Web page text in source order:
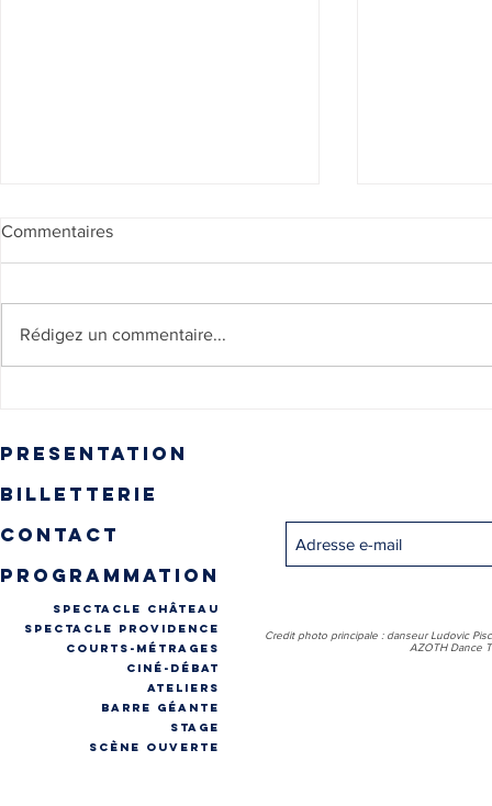
Commentaires
Rédigez un commentaire...
presentation
billetterie
contact
programmation
spectacle château
spectacle providence
COURTS-MÉTRAGES
CINÉ-DÉBAT
ateliers
Barre géante
stage
Scène ouverte
Credit photo principale : danseur Ludovic
AZOTH Dance